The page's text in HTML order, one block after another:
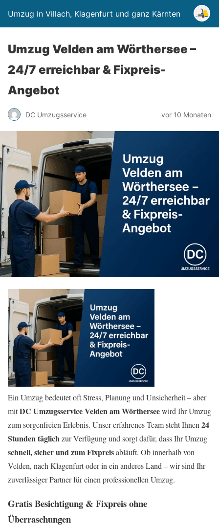
Umzug in Villach, Klagenfurt und ganz Kärnten
Umzug Velden am Wörthersee –
24/7 erreichbar & Fixpreis-
Angebot
DC Umzugsservice vor 10 Monaten
Ein Umzug bedeutet oft Stress, Planung und Unsicherheit – aber
mitDC Umzugsservice Velden am Wörtherseewird Ihr Umzug
zum sorgenfreien Erlebnis. Unser erfahrenes Team steht Ihnen 24
Stunden täglichzur Verfügung und sorgt dafür, dass Ihr Umzug
schnell, sicher und zum Fixpreisabläuft. Ob innerhalb von
Velden, nach Klagenfurt oder in ein anderes Land – wir sind Ihr
zuverlässiger Partner für einen professionellen Umzug.
Gratis Besichtigung & Fixpreis ohne
Überraschungen